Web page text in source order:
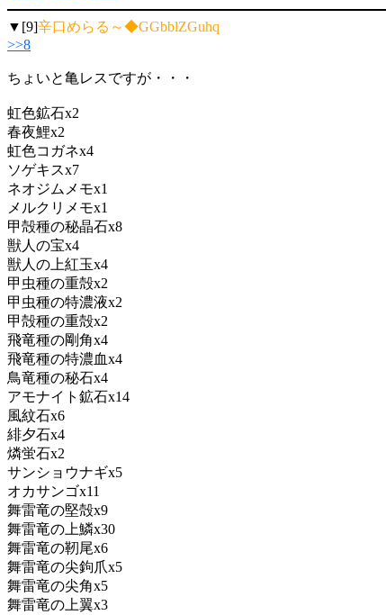
▼[9]辛口めらる～◆GGbblZGuhq
>>8
ちょいと亀レスですが・・・
虹色鉱石x2
春夜鯉x2
虹色コガネx4
ソゲキスx7
ネオジムメモx1
メルクリメモx1
甲殻種の秘晶石x8
獣人の宝x4
獣人の上紅玉x4
甲虫種の重殻x2
甲虫種の特濃液x2
甲殻種の重殻x2
飛竜種の剛角x4
飛竜種の特濃血x4
鳥竜種の秘石x4
アモナイト鉱石x14
風紋石x6
緋夕石x4
燐蛍石x2
サンショウナギx5
オカサンゴx11
舞雷竜の堅殻x9
舞雷竜の上鱗x30
舞雷竜の靭尾x6
舞雷竜の尖鉤爪x5
舞雷竜の尖角x5
舞雷竜の上翼x3